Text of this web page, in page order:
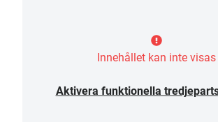
Innehållet kan inte visas
Aktivera funktionella